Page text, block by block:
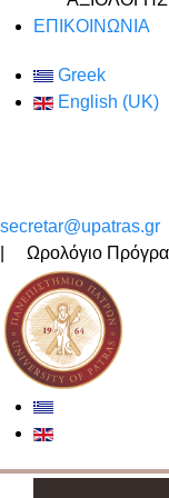
ΕΠΙΚΟΙΝΩΝΙΑ
Greek
English (UK)
secretar@upatras.gr
| Ωρολόγιο